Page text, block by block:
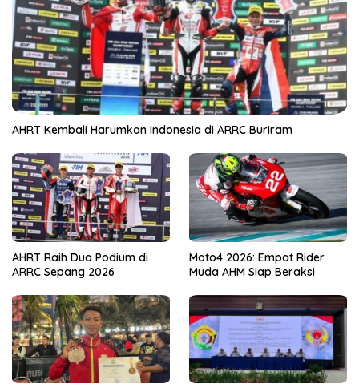
AHRT Kembali Harumkan Indonesia di ARRC Buriram
AHRT Raih Dua Podium di
ARRC Sepang 2026
Moto4 2026: Empat Rider
Muda AHM Siap Beraksi